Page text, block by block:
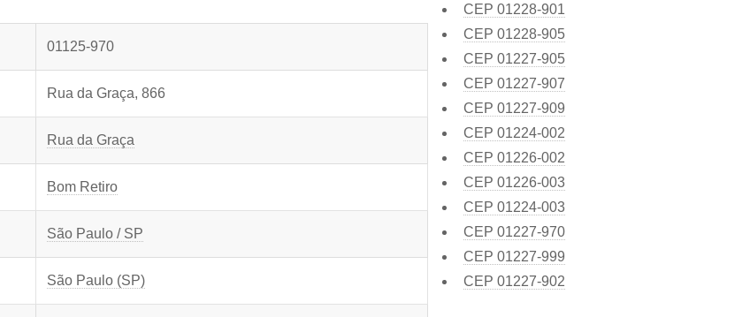
01125-970
Rua da Graça, 866
Rua da Graça
Bom Retiro
São Paulo / SP
São Paulo (SP)
CEP 01228-901
CEP 01228-905
CEP 01227-905
CEP 01227-907
CEP 01227-909
CEP 01224-002
CEP 01226-002
CEP 01226-003
CEP 01224-003
CEP 01227-970
CEP 01227-999
CEP 01227-902